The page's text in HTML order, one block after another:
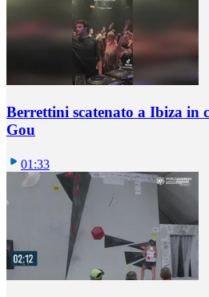
Berrettini scatenato a Ibiza in
Gou
01:33